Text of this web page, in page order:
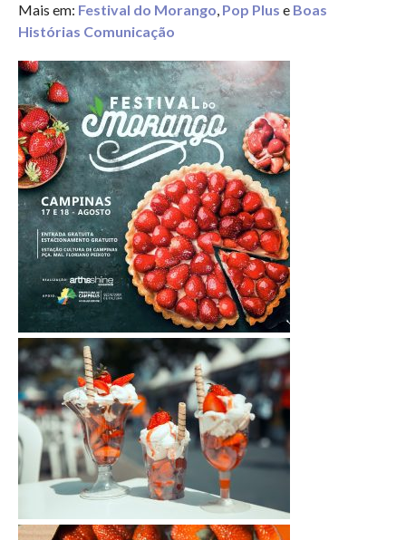
Mais em: Festival do Morango, Pop Plus e Boas
Histórias Comunicação